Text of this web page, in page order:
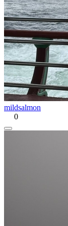
mildsalmon
0